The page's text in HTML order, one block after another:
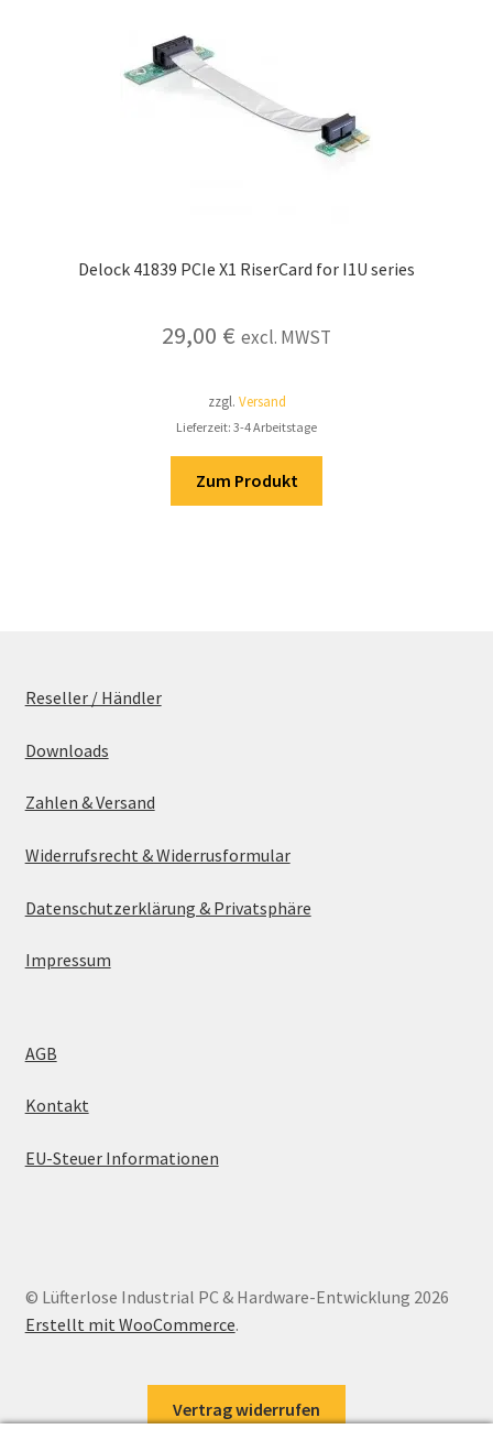
Delock 41839 PCIe X1 RiserCard for I1U series
29,00 € excl. MWST
zzgl. Versand
Lieferzeit: 3-4 Arbeitstage
Zum Produkt
Reseller / Händler
Downloads
Zahlen & Versand
Widerrufsrecht & Widerrusformular
Datenschutzerklärung & Privatsphäre
Impressum
AGB
Kontakt
EU-Steuer Informationen
© Lüfterlose Industrial PC & Hardware-Entwicklung 2026
Erstellt mit WooCommerce.
Vertrag widerrufen